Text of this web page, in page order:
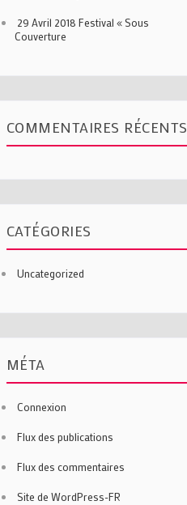
29 Avril 2018 Festival « Sous
Couverture
COMMENTAIRES RÉCENTS
CATÉGORIES
Uncategorized
MÉTA
Connexion
Flux des publications
Flux des commentaires
Site de WordPress-FR